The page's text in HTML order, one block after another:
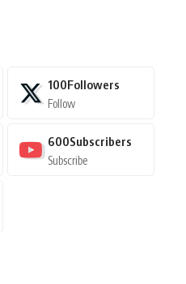
100Followers
Follow
600Subscribers
Subscribe